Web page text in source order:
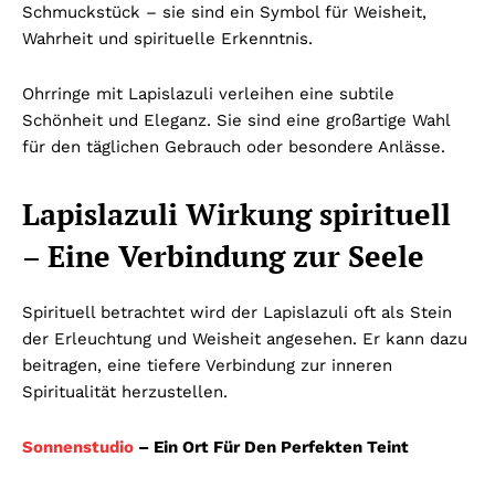
Schmuckstück – sie sind ein Symbol für Weisheit,
Wahrheit und spirituelle Erkenntnis.
Ohrringe mit Lapislazuli verleihen eine subtile
Schönheit und Eleganz. Sie sind eine großartige Wahl
für den täglichen Gebrauch oder besondere Anlässe.
Lapislazuli Wirkung spirituell
– Eine Verbindung zur Seele
Spirituell betrachtet wird der Lapislazuli oft als Stein
der Erleuchtung und Weisheit angesehen. Er kann dazu
beitragen, eine tiefere Verbindung zur inneren
Spiritualität herzustellen.
Sonnenstudio – Ein Ort Für Den Perfekten Teint